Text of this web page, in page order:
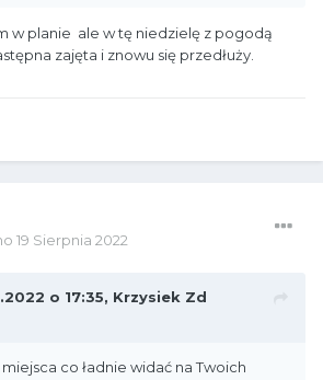
w planie ale w tę niedzielę z pogodą
zajęta i znowu się przedłuży.
19 Sierpnia 2022
o 17:35, Krzysiek Zd
co ładnie widać na Twoich